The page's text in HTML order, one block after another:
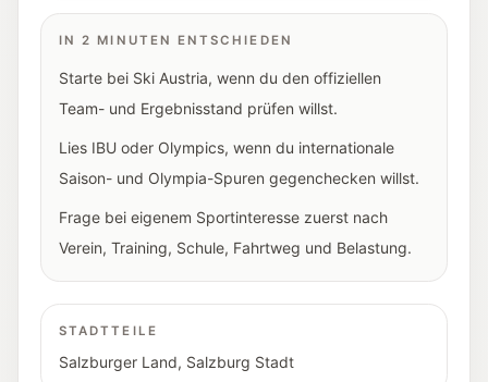
IN 2 MINUTEN ENTSCHIEDEN
Starte bei Ski Austria, wenn du den offiziellen
Team- und Ergebnisstand prüfen willst.
Lies IBU oder Olympics, wenn du internationale
Saison- und Olympia-Spuren gegenchecken willst.
Frage bei eigenem Sportinteresse zuerst nach
Verein, Training, Schule, Fahrtweg und Belastung.
STADTTEILE
Salzburger Land, Salzburg Stadt